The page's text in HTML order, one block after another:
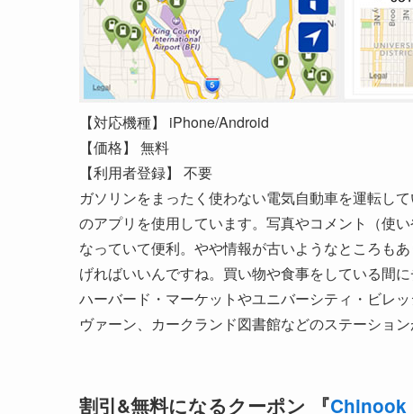
【対応機種】 iPhone/Android
【価格】 無料
【利用者登録】 不要
ガソリンをまったく使わない電気自動車を運転し
のアプリを使用しています。写真やコメント（使
なっていて便利。やや情報が古いようなところも
げればいいんですね。買い物や食事をしている間
ハーバード・マーケットやユニバーシティ・ビレ
ヴァーン、カークランド図書館などのステーション
割引&無料になるクーポン 『Chinook